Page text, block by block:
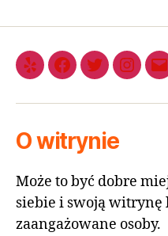
O witrynie
Może to być dobre
siebie i swoją
zaangażowane osoby.